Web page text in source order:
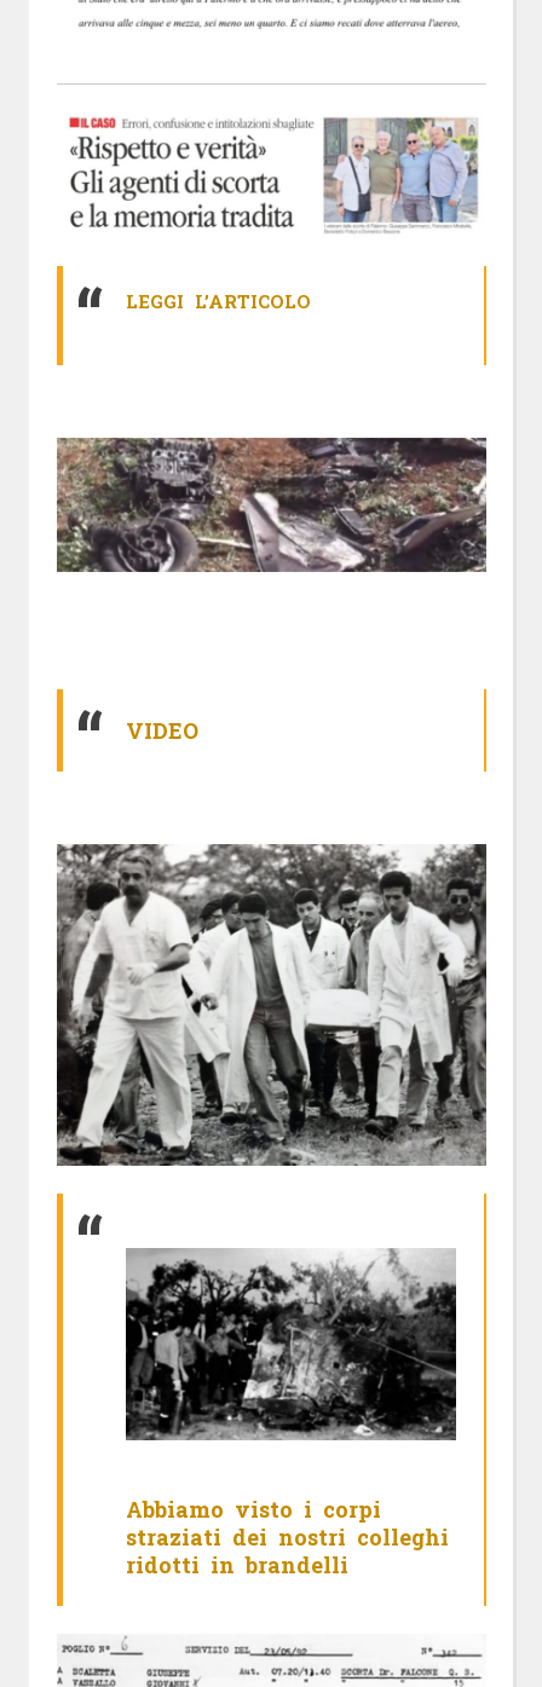
LEGGI L’ARTICOLO
VIDEO
Abbiamo visto i corpi
straziati dei nostri colleghi
ridotti in brandelli